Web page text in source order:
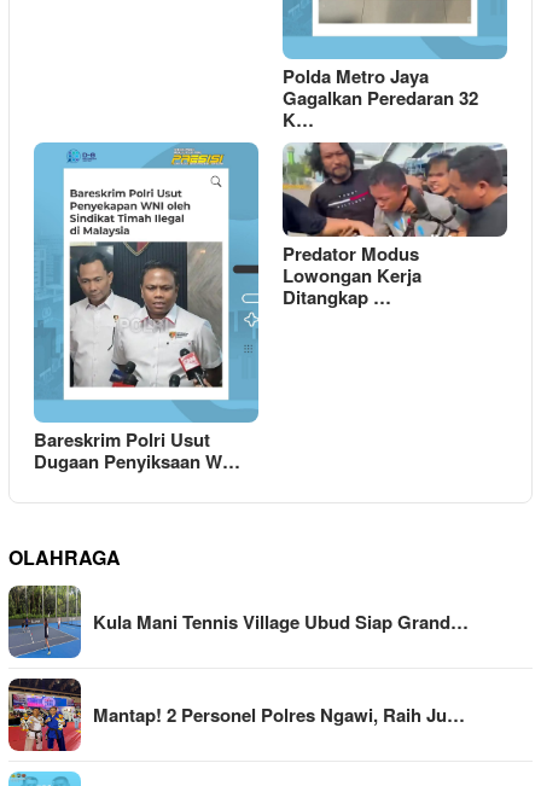
Polda Metro Jaya
Gagalkan Peredaran 32
K…
Bareskrim Polri Usut
Dugaan Penyiksaan W…
Predator Modus
Lowongan Kerja
Ditangkap …
OLAHRAGA
Kula Mani Tennis Village Ubud Siap Grand…
Mantap! 2 Personel Polres Ngawi, Raih Ju…